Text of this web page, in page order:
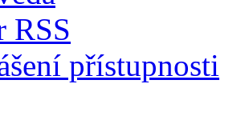
RSS
přístupnosti